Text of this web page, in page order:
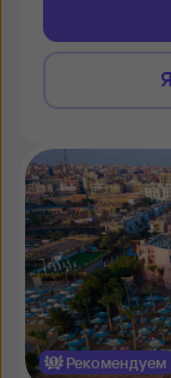
Рекомендуем